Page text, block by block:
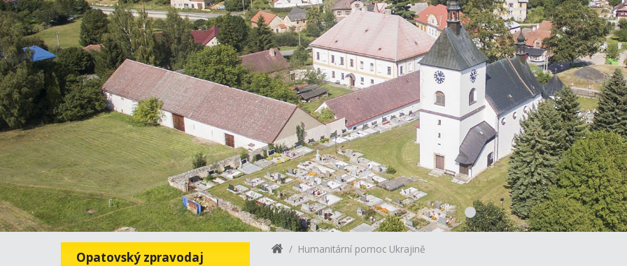
Opatovský zpravodaj
Humanitární pomoc Ukrajině